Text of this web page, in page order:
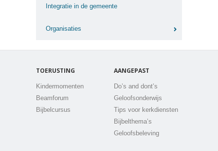
Integratie in de gemeente
Organisaties
TOERUSTING
Kindermomenten
Beamforum
Bijbelcursus
AANGEPAST
Do’s and dont’s
Geloofsonderwijs
Tips voor kerkdiensten
Bijbelthema’s
Geloofsbeleving